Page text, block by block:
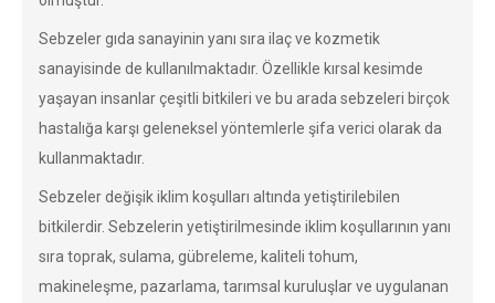
Sebzeler gıda sanayinin yanı sıra ilaç ve kozmetik
sanayisinde de kullanılmaktadır. Özellikle kırsal kesimde
yaşayan insanlar çeşitli bitkileri ve bu arada sebzeleri birçok
hastalığa karşı geleneksel yöntemlerle şifa verici olarak da
kullanmaktadır.
Sebzeler değişik iklim koşulları altında yetiştirilebilen
bitkilerdir. Sebzelerin yetiştirilmesinde iklim koşullarının yanı
sıra toprak, sulama, gübreleme, kaliteli tohum,
makineleşme, pazarlama, tarımsal kuruluşlar ve uygulanan